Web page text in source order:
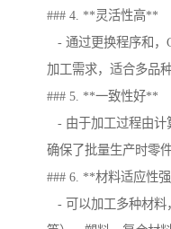
### 4. **灵活性高**
- 通过更换程序和，
加工需求，适合多品
### 5. **一致性好**
- 由于加工过程由计
确保了批量生产时零
### 6. **材料适应性
- 可以加工多种材料